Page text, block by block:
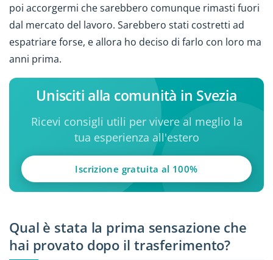
poi accorgermi che sarebbero comunque rimasti fuori
dal mercato del lavoro. Sarebbero stati costretti ad
espatriare forse, e allora ho deciso di farlo con loro ma
anni prima.
Unisciti alla comunità in Svezia
Ricevi consigli utili per vivere al meglio la
tua esperienza all'estero
Iscrizione gratuita al 100%
Qual è stata la prima sensazione che
hai provato dopo il trasferimento?